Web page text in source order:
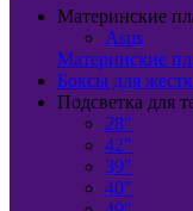
Материнские
Asus
Материнские
Боксы для
Подсветка для
28"
42"
39"
40"